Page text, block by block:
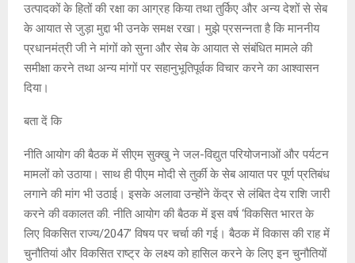
उत्पादकों के हितों की रक्षा का आग्रह किया तथा तुर्किए और अन्य देशों से सेब
के आयात से जुड़ा मुद्दा भी उनके समक्ष रखा। मुझे प्रसन्नता है कि माननीय
प्रधानमंत्री जी ने मांगों को सुना और सेब के आयात से संबंधित मामले की
समीक्षा करने तथा अन्य मांगों पर सहानुभूतिपूर्वक विचार करने का आश्वासन
दिया।
बता दें कि
नीति आयोग की बैठक में सीएम सुक्खु ने जल-विद्युत परियोजनाओं और पर्यटन
मामलों को उठाया। साथ ही पीएम मोदी से तुर्की के सेब आयात पर पूर्ण प्रतिबंध
लगाने की मांग भी उठाई। इसके अलावा उन्होंने केंद्र से लंबित देय राशि जारी
करने की वकालत की. नीति आयोग की बैठक में इस वर्ष ‘विकसित भारत के
लिए विकसित राज्य/2047’ विषय पर चर्चा की गई। बैठक में विकास की राह में
चुनौतियां और विकसित राष्ट्र के लक्ष्य को हासिल करने के लिए इन चुनौतियों